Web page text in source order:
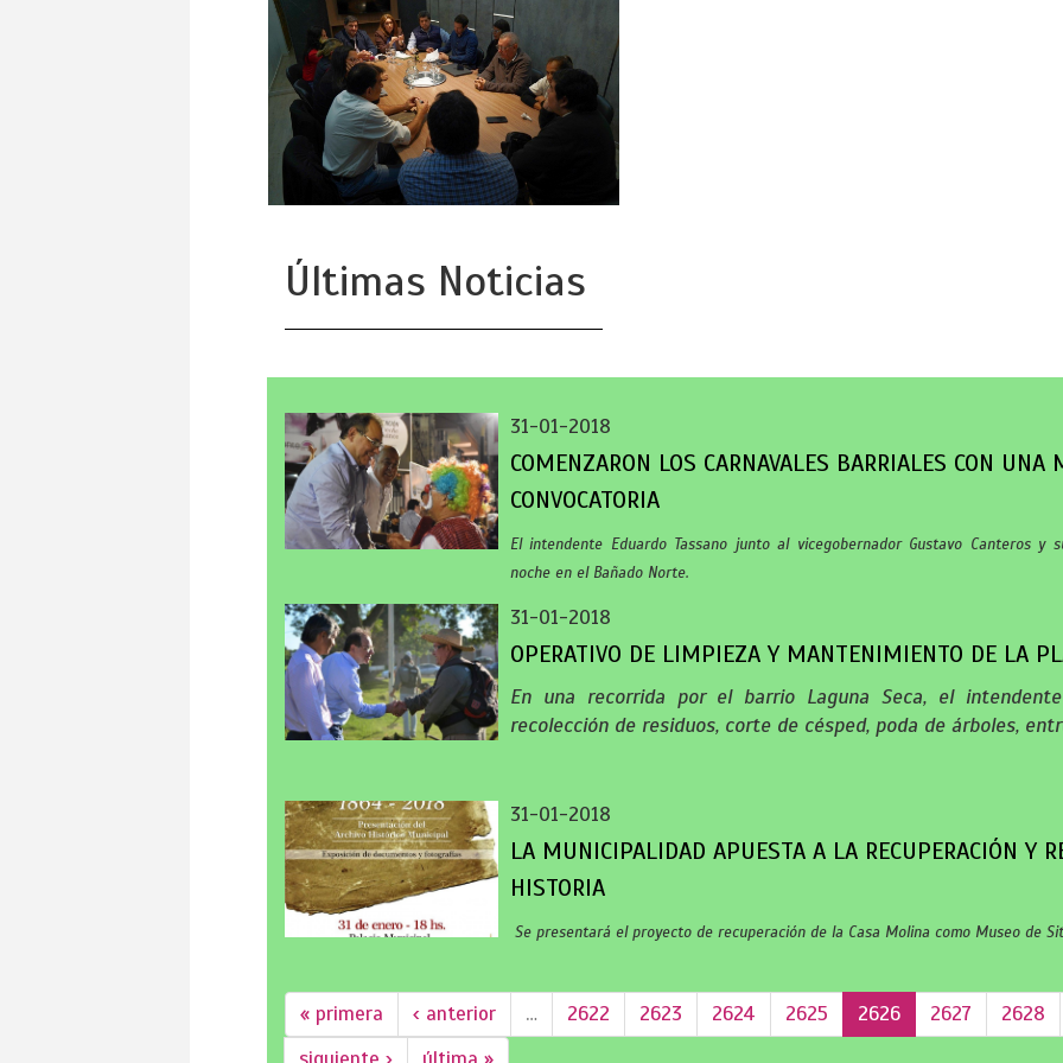
Últimas Noticias
31-01-2018
COMENZARON LOS CARNAVALES BARRIALES CON
CONVOCATORIA
El intendente Eduardo Tassano junto al vicegobernador Gustavo Canteros y
noche en el Bañado Norte.
31-01-2018
OPERATIVO DE LIMPIEZA Y MANTENIMIENTO DE LA
En una recorrida por el barrio Laguna Seca, el
recolección de residuos, corte de césped, poda de árboles,
31-01-2018
LA MUNICIPALIDAD APUESTA A LA RECUPERACIÓN Y
HISTORIA
Se presentará el proyecto de recuperación de la Casa Molina como Museo de
« primera ‹ anterior … 2622 2623 2624 2625 2626 2627 2628